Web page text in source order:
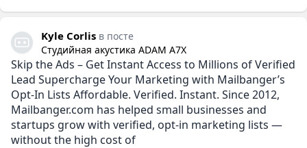
Kyle Corlis в посте
Студийная акустика ADAM A7X
Skip the Ads – Get Instant Access to Millions of Verified
Lead Supercharge Your Marketing with Mailbanger’s
Opt-In Lists Affordable. Verified. Instant. Since 2012,
Mailbanger.com has helped small businesses and
startups grow with verified, opt-in marketing lists —
without the high cost of